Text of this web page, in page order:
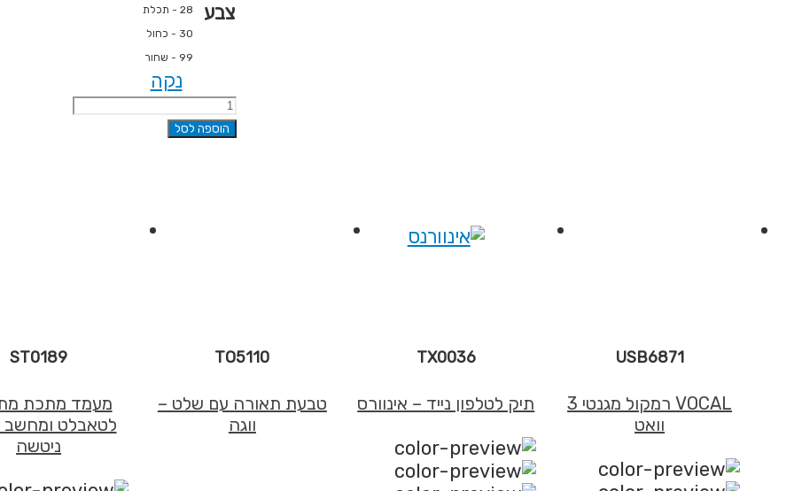
צבע
28 - תכלת
30 - כחול
99 - שחור
נקה
כמות
של
הוספה לסל
USB6871
VOCAL רמקול מגנטי 3
וואט
TX0036
תיק לטלפון נייד – אינוורס
TO5110
טבעת תאורה עם שלט –
ווגה
ST0189
מעמד מתכת
לטאבלט ומחשב
ניטשה